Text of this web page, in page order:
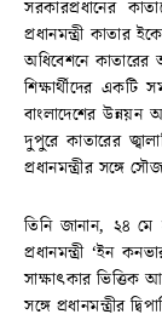
সরকারপ্রধানের
প্রধানমন্ত্রী কাতার
অধিবেশনে কাতারের
শিক্ষার্থীদের একটি
বাংলাদেশের উন্নয়ন
দুপুরে কাতারের
প্রধানমন্ত্রীর সঙ্গে
তিনি জানান, ২৪ মে
প্রধানমন্ত্রী ‘ইন
সাক্ষাৎকার
সঙ্গে প্রধানমন্ত্রীর